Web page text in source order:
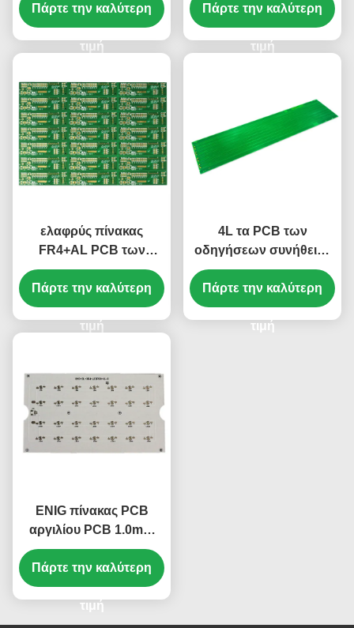
4mm 1 στρώμα HAL
ΑΜΌΛΥΒΔΟ KB6160A
Πάρτε την καλύτερη
τιμή
για το αυτοκίνητο που
αφήνονται και τις
σωστές επιτροπές
Πάρτε την καλύτερη
τιμή
ελαφρύς πίνακας
FR4+AL PCB των
οδηγήσεων υψηλής
δύναμης 1.7mm 2
στρώμα για την παροχή
ηλεκτρικού ρεύματος
Πάρτε την καλύτερη
τιμή
4L τα PCB των
οδηγήσεων συνήθειας
επιβιβάζονται σε 0.3mm
ENIG KB6160A
130.4x538mm
1.1+/0.1MM
Πάρτε την καλύτερη
τιμή
ENIG πίνακας PCB
αργιλίου PCB 1.0mm
FR4 φωτισμού των
οδηγήσεων για 2
στρώμα των
οδηγήσεων
Πάρτε την καλύτερη
τιμή